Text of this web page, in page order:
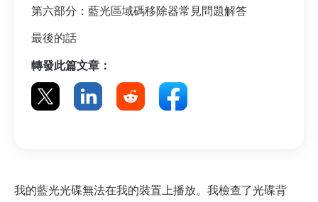
第六部分：藍光區域碼移除器常見問題解答
最後的話
轉發此篇文章：
我的藍光光碟無法在我的裝置上播放。我檢查了光碟背